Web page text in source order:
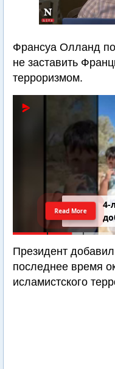
Франсуа Олланд
не заставить
терроризмом.
4-
Read More
Президент
последнее время
исламистского